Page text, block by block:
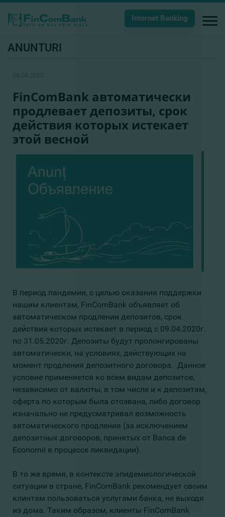
Internet Banking
ANUNTURI
09.04.2020
FinComBank автоматически
продлевает депозиты, срок
действия которых истекает
этой весной
В период пандемии, с целью оказания поддержки
нашим клиентам, FinComBank объявляет об
автоматическом продлении депозитов, срок
действия которых истекает в период с 09.04.2020г.
по 31.05.2020г. Депозиты будут пролонгированы
автоматически, на условиях, действующих на
момент продления депозитного договора. Данное
условие применяется ко всем видам депозитов,
независимо от валюты, в том числе и к депозитам,
оферта по которым была отозвана, либо договор
изначально не предусматривал возможность
автоматического продления (за исключением
депозитных договоров, принятых от Banca de
Economii в процессе ликвидации).
В то же время, в контексте эпидемиологической
ситуации в стране, FinComBank рекомендует своим
клинтам пользоваться услугами банка, не выходя
из дома. Таким образом, клиенты FinComBank